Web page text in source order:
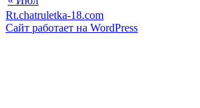
Rt.chatruletka-18.com
Сайт работает на WordPress